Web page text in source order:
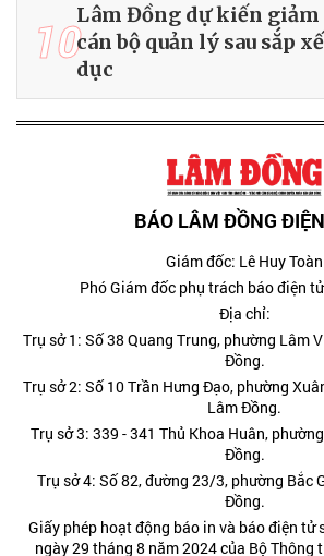
10Lâm Đồng dự kiến giảm
cán bộ quản lý sau sắp
dục
BÁO LÂM ĐỒNG
Giám đốc: Lê Huy Toàn
Phó Giám đốc phụ trách báo điện
Địa chỉ:
Trụ sở 1: Số 38 Quang Trung, phường Lâm
Đồng.
Trụ sở 2: Số 10 Trần Hưng Đạo, phường
Lâm Đồng.
Trụ sở 3: 339 - 341 Thủ Khoa Huân,
Đồng.
Trụ sở 4: Số 82, đường 23/3, phường Bắc
Đồng.
Giấy phép hoạt động báo in và báo điện tử
ngày 29 tháng 8 năm 2024 của Bộ Thông